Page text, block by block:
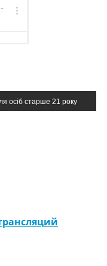
осіб старше 21 року